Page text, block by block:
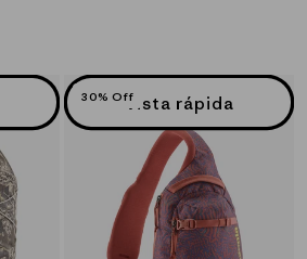
30% OffVista rápida